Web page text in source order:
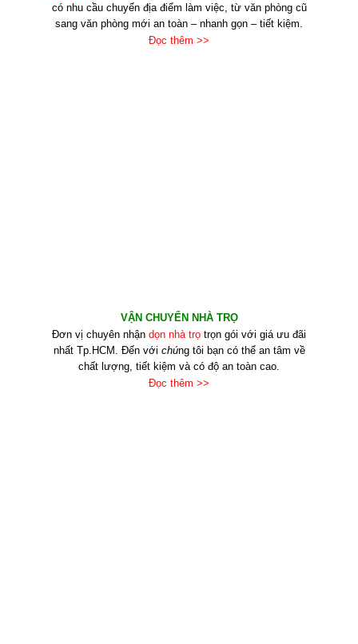
có nhu cầu chuyển địa điểm làm việc, từ văn phòng cũ
sang văn phòng mới an toàn – nhanh gọn – tiết kiệm.
Đọc thêm >>
VẬN CHUYỂN NHÀ TRỌ
Đơn vị chuyên nhận dọn nhà trọ trọn gói với giá ưu đãi
nhất Tp.HCM. Đến với chúng tôi bạn có thể an tâm về
chất lượng, tiết kiệm và có độ an toàn cao.
Đọc thêm >>